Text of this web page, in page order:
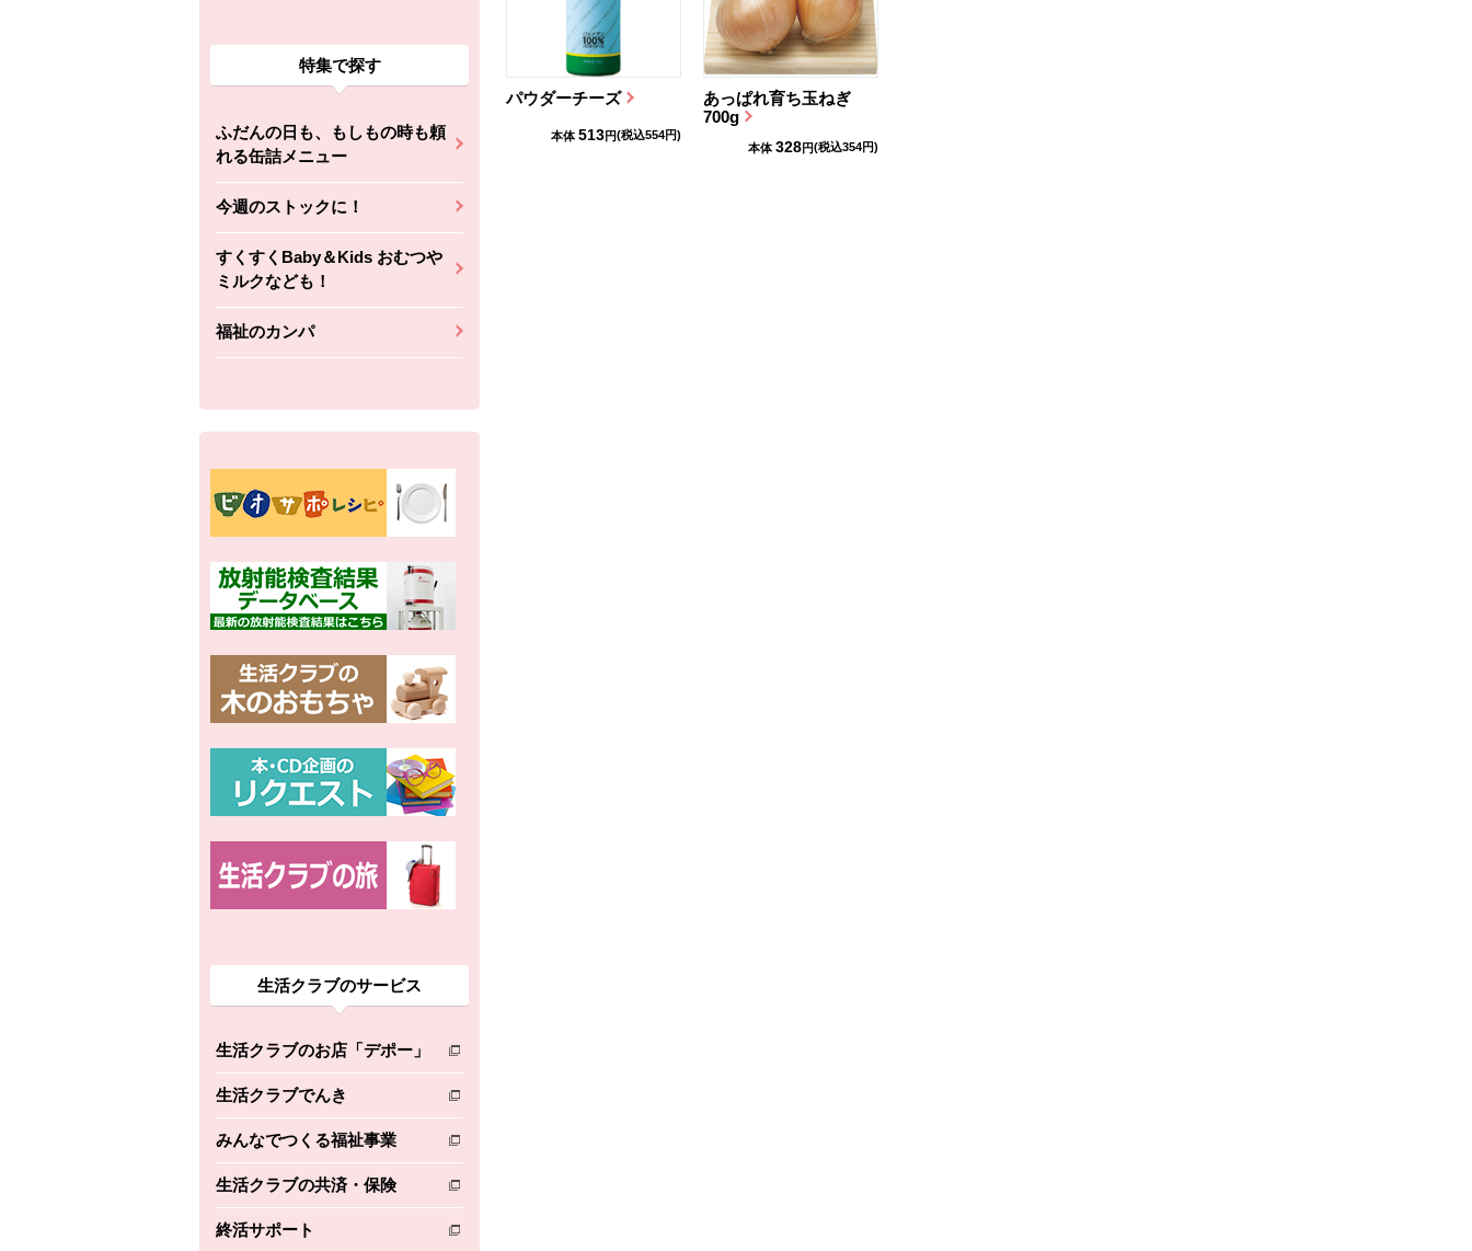
特集で探す
ふだんの日も、もしもの時も頼
れる缶詰メニュー
今週のストックに！
すくすくBaby＆Kids おむつや
ミルクなども！
福祉のカンパ
生活クラブのサービス
生活クラブのお店「デポー」
別のウィンドウで開きます。
生活クラブでんき
別のウィンドウで開きます。
みんなでつくる福祉事業
別のウィンドウで開きます。
生活クラブの共済・保険
別のウィンドウで開きます。
終活サポート
別のウィンドウで開きます。
パウダーチーズ
本体 513円(税込554円)
あっぱれ育ち玉ねぎ
700g
本体 328円(税込354円)